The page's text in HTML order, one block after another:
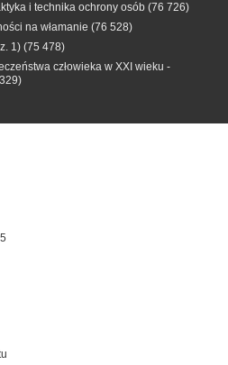
i technika ochrony osób (76 726)
na włamanie (76 528)
1) (75 478)
człowieka w XXI wieku -